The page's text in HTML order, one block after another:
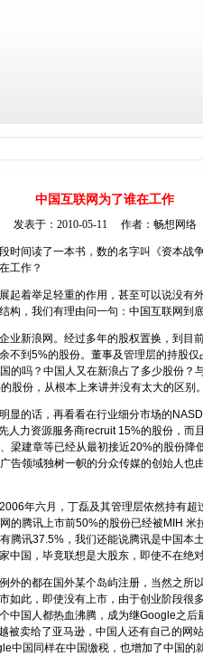
中国互联网为了谁在工作
发表于：2010-05-11 作者： 畅想网络
间读了一本书，数的名字叫《资本战
工作？
着举足轻重的作用，甚至可以说没有
构，我们有理由问一句：中国互联网到
业新浪网 。经过多年的股权置换，到目
不到5%的股份。董事及管理层的持股
的吗？中国人又在新浪占了多少股份？
股份，从根本上来讲并没有太大的区别
显的话，再看看在行业细分市场的
人力资源服务商recruit 15%的股份，而
梁建章等已经从最初接近20%的股份降
告领域独树一帜的分众传媒的创始人也
年六月，丁磊及其管理层依然持有超
的腾讯上市前50%的股份已经被MIH 米
腾讯37.5%，我们还能说腾讯是中国本
中国，毕竟联想是大股东，即使不在绝
的都在国外某个岛屿注册，当然之所
如此，即使没有上市，由于创业阶段很
中国人都热血沸腾，成为继Google之
被卖给了亚马逊，中国人还有自己的网
中国同样在中国缴税，也增加了中国的